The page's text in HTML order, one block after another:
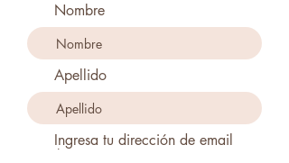
Nombre
Apellido
Ingresa tu dirección de email